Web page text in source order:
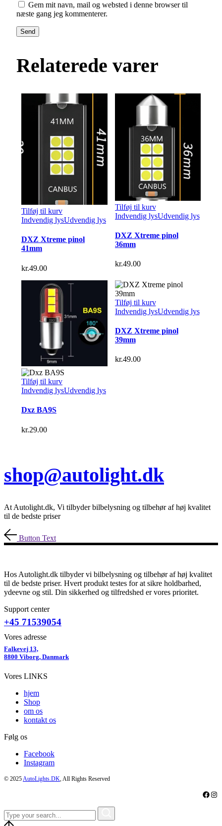
Gem mit navn, mail og websted i denne browser til
næste gang jeg kommenterer.
Send
Relaterede varer
Tilføj til kurv
Indvendig lysUdvendig lys
DXZ Xtreme pinol
41mm
kr.49.00
Tilføj til kurv
Indvendig lysUdvendig lys
DXZ Xtreme pinol
36mm
kr.49.00
Tilføj til kurv
Indvendig lysUdvendig lys
Dxz BA9S
kr.29.00
Tilføj til kurv
Indvendig lysUdvendig lys
DXZ Xtreme pinol
39mm
kr.49.00
shop@autolight.dk
At Autolight.dk, Vi tilbyder bilbelysning og tilbehør af høj kvalitet
til de bedste priser
Button Text
Hos Autolight.dk tilbyder vi bilbelysning og tilbehør af høj kvalitet
til de bedste priser. Hvert produkt testes for at sikre holdbarhed,
ydeevne og stil. Din sikkerhed og tilfredshed er vores prioritet.
Support center
+45 71539054
Vores adresse
Falkevej 13,
8800 Viborg, Danmark
Vores LINKS
hjem
Shop
om os
kontakt os
Følg os
Facebook
Instagram
© 2025AutoLights.DK, All Rights Reserved